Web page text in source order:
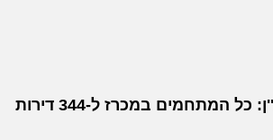
נגד ההאטה בנדל''ן: כל המתחמים במכרז ל-344 דירות